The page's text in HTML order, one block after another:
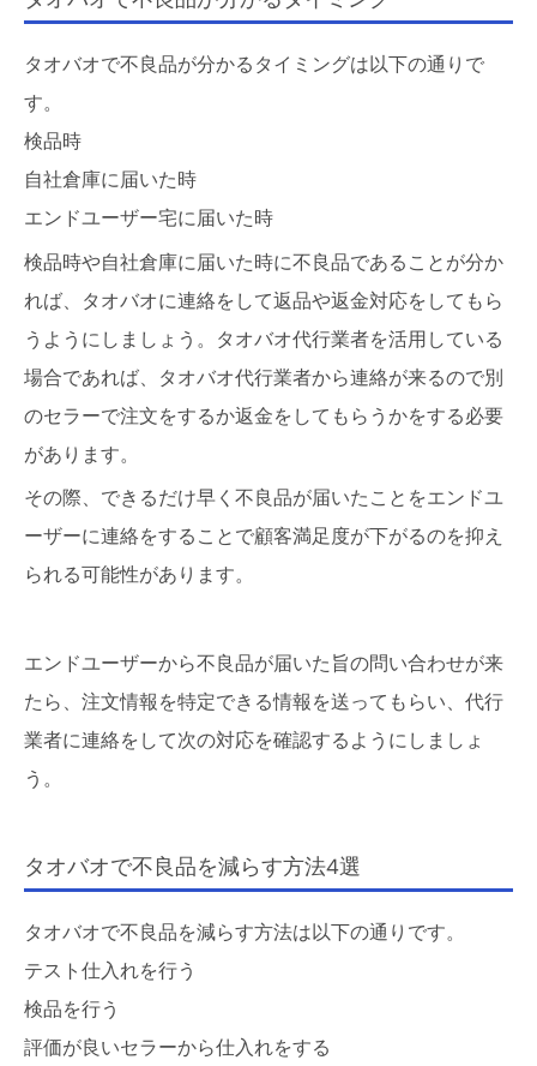
タオバオで不良品が分かるタイミングは以下の通りで
す。
検品時
自社倉庫に届いた時
エンドユーザー宅に届いた時
検品時や自社倉庫に届いた時に不良品であることが分か
れば、タオバオに連絡をして返品や返金対応をしてもら
うようにしましょう。タオバオ代行業者を活用している
場合であれば、タオバオ代行業者から連絡が来るので別
のセラーで注文をするか返金をしてもらうかをする必要
があります。
その際、できるだけ早く不良品が届いたことをエンドユ
ーザーに連絡をすることで顧客満足度が下がるのを抑え
られる可能性があります。
エンドユーザーから不良品が届いた旨の問い合わせが来
たら、注文情報を特定できる情報を送ってもらい、代行
業者に連絡をして次の対応を確認するようにしましょ
う。
タオバオで不良品を減らす方法4選
タオバオで不良品を減らす方法は以下の通りです。
テスト仕入れを行う
検品を行う
評価が良いセラーから仕入れをする